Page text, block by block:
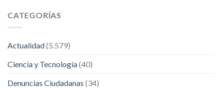
CATEGORÍAS
Actualidad(5.579)
Ciencia y Tecnología(40)
Denuncias Ciudadanas (34)